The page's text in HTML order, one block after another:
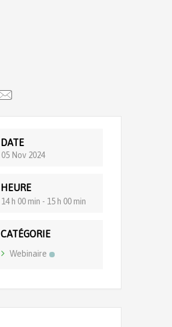
DATE
05 Nov 2024
HEURE
14 h 00 min - 15 h 00 min
CATÉGORIE
Webinaire